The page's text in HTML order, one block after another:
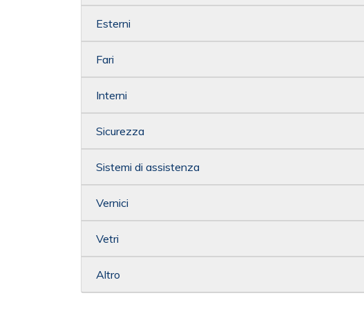
Esterni
Fari
Interni
Sicurezza
Sistemi di assistenza
Vernici
Vetri
Altro